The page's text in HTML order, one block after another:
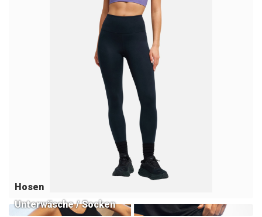
Hosen
Unterwäsche / Socken